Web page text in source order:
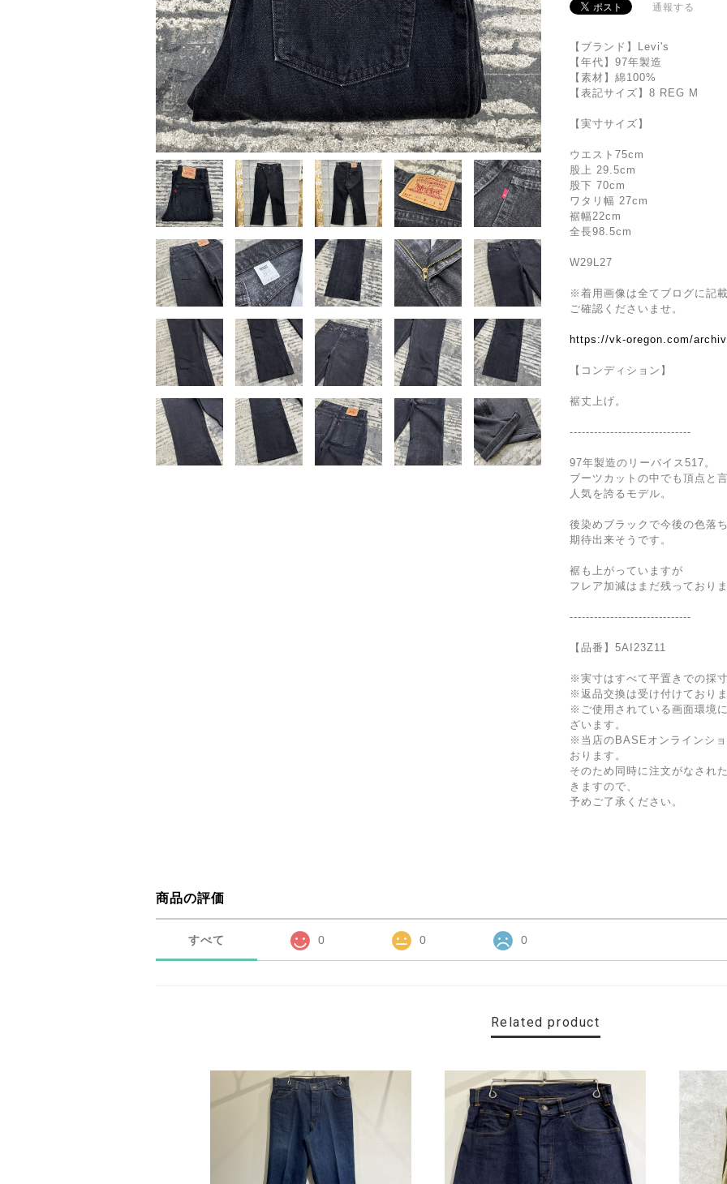
通報する
【ブランド】Levi's
【年代】97年製造
【素材】綿100%
【表記サイズ】8 REG M
【実寸サイズ】
ウエスト75cm
股上 29.5cm
股下 70cm
ワタリ幅 27cm
裾幅22cm
全長98.5cm
W29L27
※着用画像は全てブログに記
ご確認くださいませ。
https://vk-oregon.com/
【コンディション】
裾丈上げ。
------------------------------
97年製造のリーバイス517。
ブーツカットの中でも頂点と
人気を誇るモデル。
後染めブラックで今後の色落
期待出来そうです。
裾も上がっていますが
フレア加減はまだ残っておりま
------------------------------
【品番】5AI23Z11
※実寸はすべて平置きでの採寸
※返品交換は受け付けておりま
※ご使用されている画面環境
ざいます。
※当店のBASEオンラインシ
おります。
そのため同時に注文がなされ
きますので、
予めご了承ください。
商品の評価
すべて 0 0 0
Related product